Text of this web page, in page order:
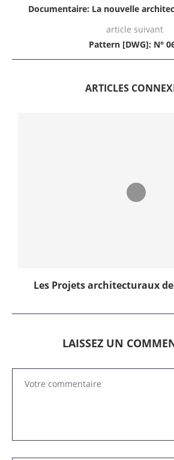
Documentaire: La nouvelle
article suivant
Pattern [DWG]: N°
ARTICLES
Les Projets architecturaux
LAISSEZ UN